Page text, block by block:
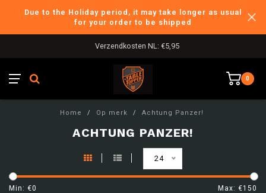
Due to the Holiday period, it may take longer as usual
for your order to be shipped
Verzendkosten NL: €5,95
0
Home / Op merk / Achtung Panzer!
ACHTUNG PANZER!
24
Min: €0 Max: €150